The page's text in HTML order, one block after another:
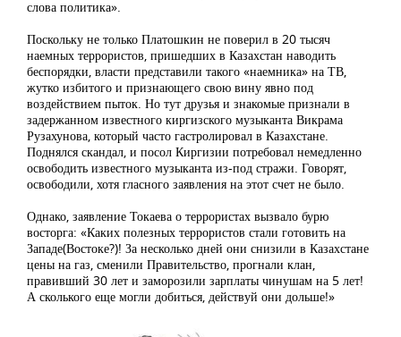
слова политика».
Поскольку не только Платошкин не поверил в 20 тысяч
наемных террористов, пришедших в Казахстан наводить
беспорядки, власти представили такого «наемника» на ТВ,
жутко избитого и признающего свою вину явно под
воздействием пыток. Но тут друзья и знакомые признали в
задержанном известного киргизского музыканта Викрама
Рузахунова, который часто гастролировал в Казахстане.
Поднялся скандал, и посол Киргизии потребовал немедленно
освободить известного музыканта из-под стражи. Говорят,
освободили, хотя гласного заявления на этот счет не было.
Однако, заявление Токаева о террористах вызвало бурю
восторга: «Каких полезных террористов стали готовить на
Западе(Востоке?)! За несколько дней они снизили в Казахстане
цены на газ, сменили Правительство, прогнали клан,
правивший 30 лет и заморозили зарплаты чинушам на 5 лет!
А сколького еще могли добиться, действуй они дольше!»